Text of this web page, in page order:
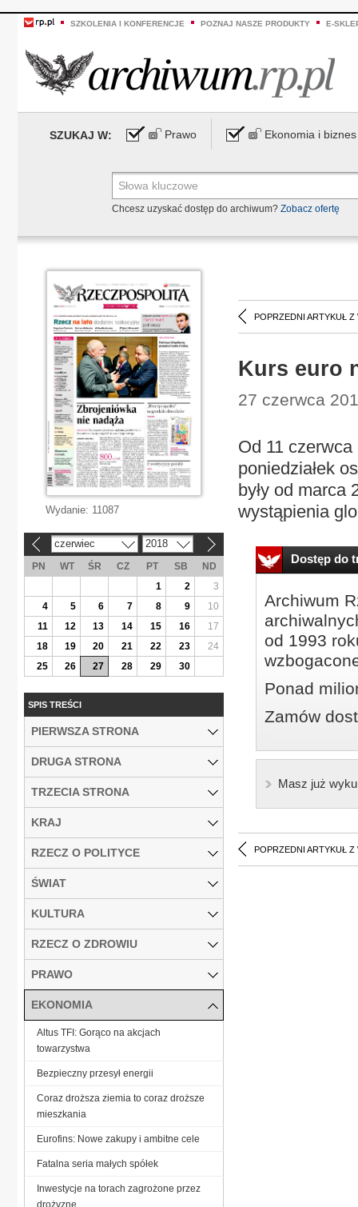
SZKOLENIA I KONFERENCJE POZNAJ NASZE PRODUKTY E-
SZUKAJ W: Prawo Ekonomia i biznes
Chcesz uzyskać dostęp do archiwum? Zobacz ofertę
POPRZEDNI ARTYKUŁ Z
Kurs euro
27 czerwca
Od 11
poniedziałek
były od marca
wystąpienia
Dostęp do
Archiwum
od 1993
Ponad
Zamów
Masz już
POPRZEDNI ARTYKUŁ Z
Wydanie: 11087
czerwiec 2018
PN WT ŚR CZ PT SB
ND
1
2
3
4
5 6 7 8 9
10
11
12 13 14 15 16
17
18
19 20 21 22 23
24
25
26 27 28 29 30
SPIS TREŚCI
PIERWSZA STRONA
DRUGA STRONA
TRZECIA STRONA
KRAJ
RZECZ O POLITYCE
ŚWIAT
KULTURA
RZECZ O ZDROWIU
PRAWO
EKONOMIA
Altus TFI: Gorąco na akcjach
towarzystwa
Bezpieczny przesył energii
Coraz droższa ziemia to coraz droższe
mieszkania
Eurofins: Nowe zakupy i ambitne cele
Fatalna seria małych spółek
Inwestycje na torach zagrożone przez
drożyznę